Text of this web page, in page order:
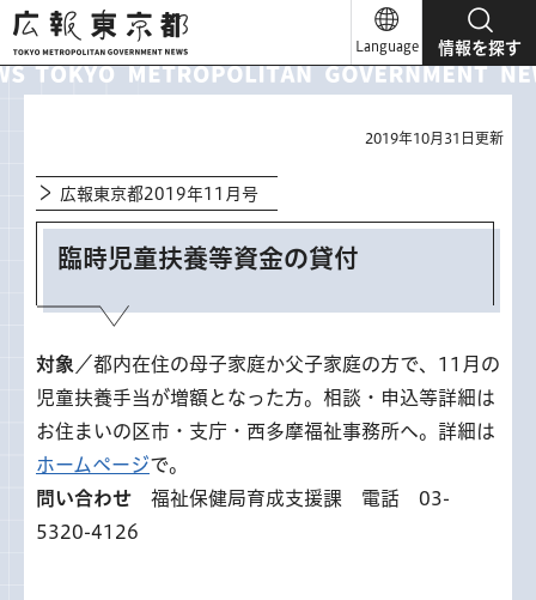
広報東京都
Language 情報を探す
2019年10月31日更新
広報東京都2019年11月号
臨時児童扶養等資金の貸付
対象 ／都内在住の母子家庭か父子家庭の方で、11月の
児童扶養手当が増額となった方。相談・申込等詳細は
お住まいの区市・支庁・西多摩福祉事務所へ。詳細は
ホームページで。
問い合わせ 福祉保健局育成支援課 電話 03-
5320-4126